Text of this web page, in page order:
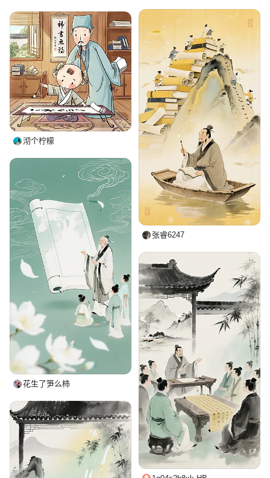
张睿6247
沏个柠檬
花生了笋么柿